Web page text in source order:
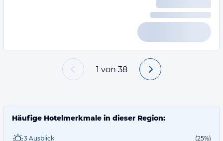
1 von 38
Häufige Hotelmerkmale in dieser Region:
3 Ausblick (25%)